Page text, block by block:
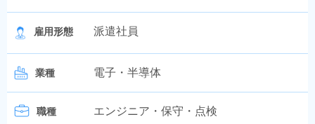
雇用形態 派遣社員
業種 電子・半導体
職種 エンジニア・保守・点検